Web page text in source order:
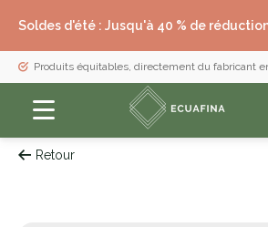
Soldes d'été : Jusqu'à 40 % de
Produits équitables, directement du fabricant
Retour